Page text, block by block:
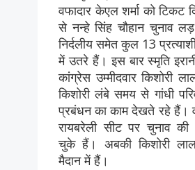
वफादार केएल शर्मा को टिकट
से नन्हे सिंह चौहान चुनाव
निर्दलीय समेत कुल 13
में उतरे हैं। इस बार स्मृति
कांग्रेस उम्मीदवार किशोरी
किशोरी लंबे समय से गांधी
प्रबंधन का काम देखते रहे हैं।
रायबरेली सीट पर चुनाव
चुके हैं। अबकी किशोरी
मैदान में हैं।